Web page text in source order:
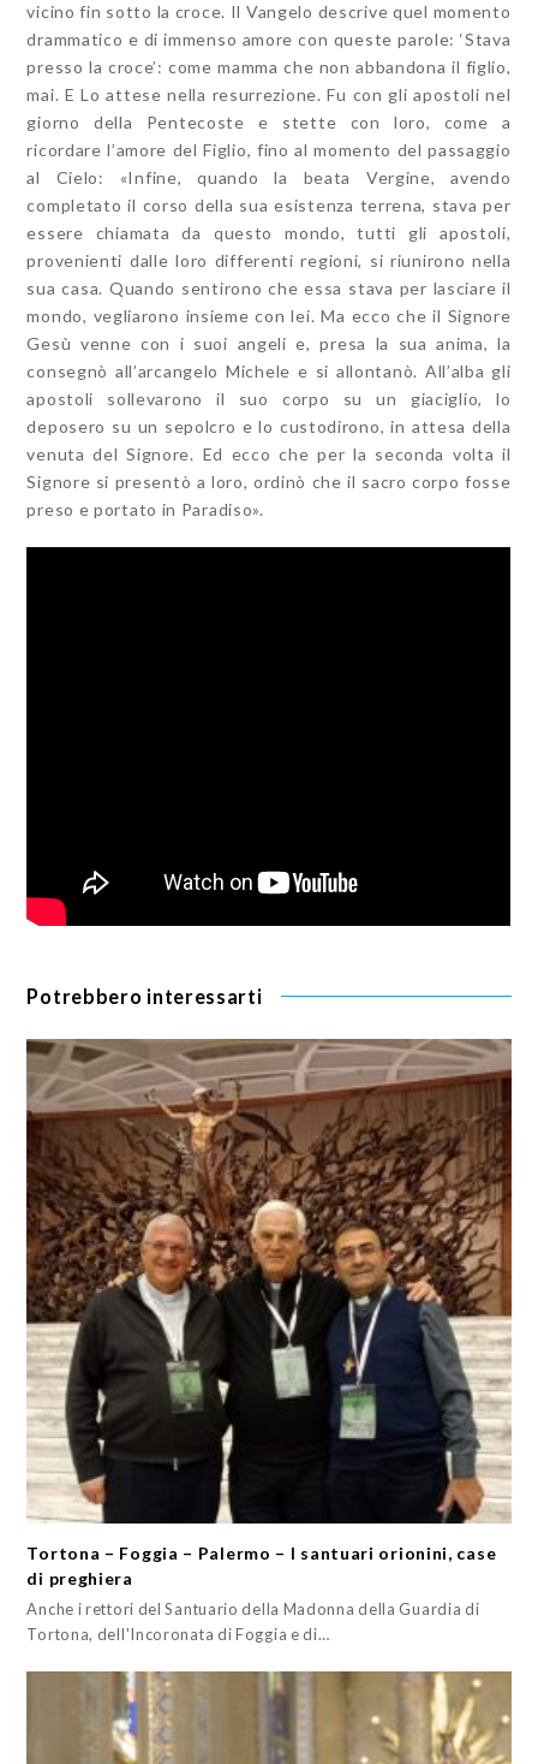
vicino fin sotto la croce. Il Vangelo descrive quel momento
drammatico e di immenso amore con queste parole: ‘Stava
presso la croce’: come mamma che non abbandona il figlio,
mai. E Lo attese nella resurrezione. Fu con gli apostoli nel
giorno della Pentecoste e stette con loro, come a
ricordare l’amore del Figlio, fino al momento del passaggio
al Cielo: «Infine, quando la beata Vergine, avendo
completato il corso della sua esistenza terrena, stava per
essere chiamata da questo mondo, tutti gli apostoli,
provenienti dalle loro differenti regioni, si riunirono nella
sua casa. Quando sentirono che essa stava per lasciare il
mondo, vegliarono insieme con lei. Ma ecco che il Signore
Gesù venne con i suoi angeli e, presa la sua anima, la
consegnò all’arcangelo Michele e si allontanò. All’alba gli
apostoli sollevarono il suo corpo su un giaciglio, lo
deposero su un sepolcro e lo custodirono, in attesa della
venuta del Signore. Ed ecco che per la seconda volta il
Signore si presentò a loro, ordinò che il sacro corpo fosse
preso e portato in Paradiso».
Potrebbero interessarti
Tortona – Foggia – Palermo – I santuari orionini, case
di preghiera
Anche i rettori del Santuario della Madonna della Guardia di
Tortona, dell'Incoronata di Foggia e di…